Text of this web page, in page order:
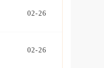
02-26
02-26